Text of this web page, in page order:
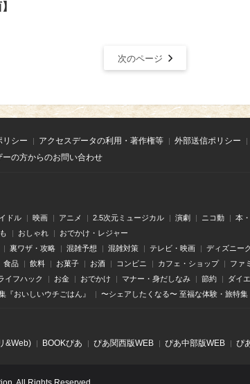
次のページ
リシー アクセスデータの利用・著作権等 外部送信ポリシー
の方からのお問い合わせ
ドル 映画 アニメ 2.5次元ミュージカル 演劇 ニコ動 本
おしゃれ おでかけ・レジャー
裏ワザ・攻略 混雑予想 混雑対策 テレビ・映画 ディズニー
食品 飲料 お菓子 お酒 コンビニ カフェ・ショップ ファ
イフハック お金 おでかけ マナー・身だしなみ 節約 ダイ
『おいしいウチごはん』 〜シェアしたくなる〜 至福な体験・旅特集
&Web) BOOKぴあ ぴあ関⻄版WEB ぴあ中部版WEB ぴ